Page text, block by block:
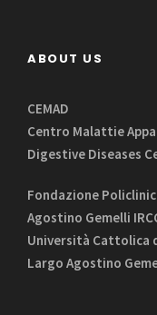
ABOUT US
CEMAD
Centro Malattie
Digestive Diseases
Fondazione
Agostino Gemelli
Università Cattolica
Largo Agostino